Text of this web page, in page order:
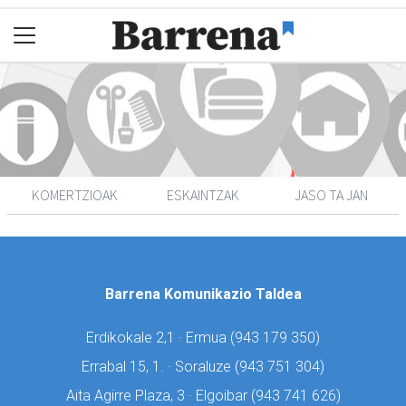
KOMERTZIOAK ESKAINTZAK JASO TA JAN
Barrena Komunikazio Taldea
Erdikokale 2,1 · Ermua (943 179 350)
Errabal 15, 1. · Soraluze (943 751 304)
Aita Agirre Plaza, 3 · Elgoibar (943 741 626)